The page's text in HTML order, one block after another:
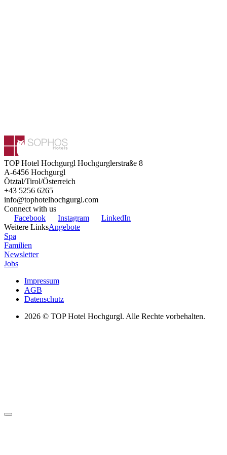
TOP Hotel Hochgurgl Hochgurglerstraße 8
A-6456 Hochgurgl
Ötztal/Tirol/Österreich
+43 5256 6265
info@tophotelhochgurgl.com
Connect with us
Facebook
Instagram
LinkedIn
Weitere LinksAngebote
Spa
Familien
Newsletter
Jobs
Impressum
AGB
Datenschutz
2026 © TOP Hotel Hochgurgl. Alle Rechte vorbehalten.